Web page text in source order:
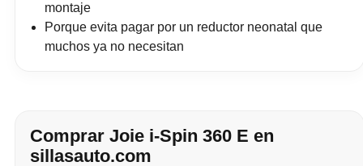
montaje
Porque evita pagar por un reductor neonatal que
muchos ya no necesitan
Comprar Joie i-Spin 360 E en
sillasauto.com